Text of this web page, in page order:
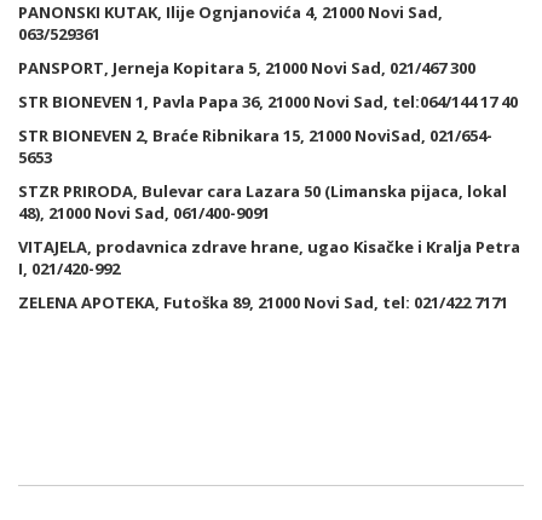
PANONSKI KUTAK, Ilije Ognjanovića 4, 21000 Novi Sad,
063/529361
PANSPORT, Jerneja Kopitara 5, 21000 Novi Sad, 021/467 300
STR BIONEVEN 1, Pavla Papa 36, 21000 Novi Sad, tel:064/144 17 40
STR BIONEVEN 2, Braće Ribnikara 15, 21000 NoviSad, 021/654-
5653
STZR PRIRODA, Bulevar cara Lazara 50 (Limanska pijaca, lokal
48), 21000 Novi Sad, 061/400-9091
VITAJELA, prodavnica zdrave hrane, ugao Kisačke i Kralja Petra
I, 021/420-992
ZELENA APOTEKA, Futoška 89, 21000 Novi Sad, tel: 021/422 7171